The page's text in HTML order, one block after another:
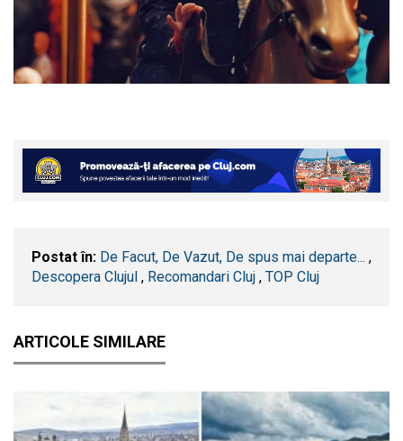
Postat în: De Facut, De Vazut, De spus mai departe... ,
Descopera Clujul , Recomandari Cluj , TOP Cluj
ARTICOLE SIMILARE